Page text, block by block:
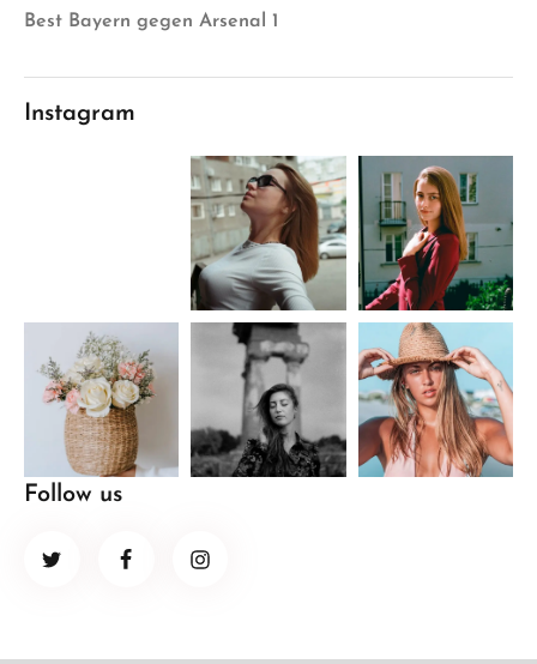
Best Bayern gegen Arsenal 1
Instagram
Follow us